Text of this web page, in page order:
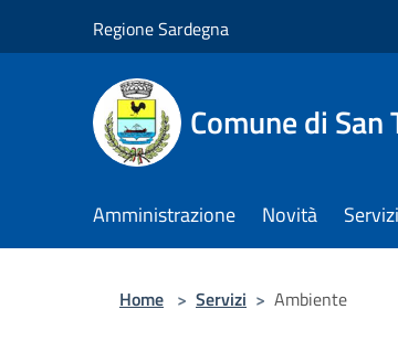
Regione Sardegna
Comune di San
Amministrazione Novità Servizi
Home > Servizi > Ambiente